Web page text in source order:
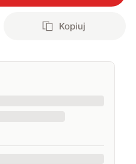
Kopiuj